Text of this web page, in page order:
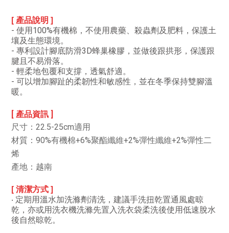
[ 產品說明 ]
- 使用100%有機棉，不使用農藥、殺蟲劑及肥料，保護土
壤及生態環境。
- 專利設計腳底防滑3D蜂巢橡膠，並做後跟拱形，保護跟
腱且不易滑落。
- 輕柔地包覆和支撐，透氣舒適。
- 可以增加腳趾的柔韌性和敏感性，並在冬季保持雙腳溫
暖。
[ 產品資訊 ]
尺寸：22.5-25cm適用
材質： 90%有機棉+6%聚酯纖維+2%彈性纖維+2%彈性二
烯
產地 ：越南
[ 清潔方式 ]
‧ 定期用溫水加洗滌劑清洗，建議手洗扭乾置通風處晾
乾， 亦或用洗衣機洗滌先置入洗衣袋柔洗後使用低速脫水
後自然晾乾。